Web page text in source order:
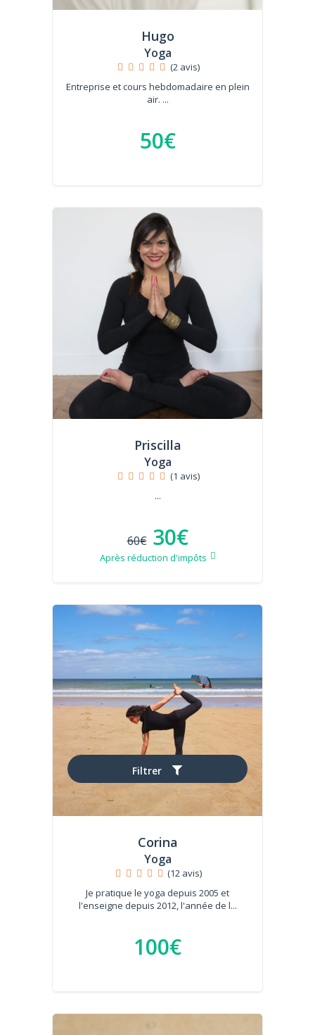
Filtrer
Hugo
Yoga
(2 avis)
Entreprise et cours hebdomadaire en plein
air. ...
50€
Priscilla
Yoga
(1 avis)
...
60€ 30€
Après réduction d'impôts
Corina
Yoga
(12 avis)
Je pratique le yoga depuis 2005 et
l'enseigne depuis 2012, l'année de l...
100€